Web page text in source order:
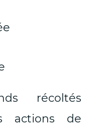
récoltés
actions de